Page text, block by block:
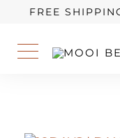
FREE
OUR STORY